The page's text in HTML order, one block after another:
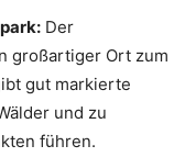
Der
großartiger Ort zum
gut markierte
und zu
führen.